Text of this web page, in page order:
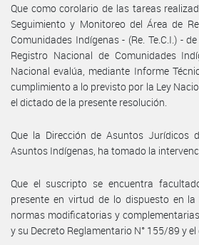
Que como corolario de las tareas
Seguimiento y Monitoreo del Área de
Comunidades Indígenas - (Re. Te.C.I.) -
Registro Nacional de Comunidades
Nacional evalúa, mediante Informe
cumplimiento a lo previsto por la Ley
el dictado de la presente resolución.
Que la Dirección de Asuntos Jurídicos
Asuntos Indígenas, ha tomado la
Que el suscripto se encuentra
presente en virtud de lo dispuesto en
normas modificatorias y
y su Decreto Reglamentario N° 155/89 y